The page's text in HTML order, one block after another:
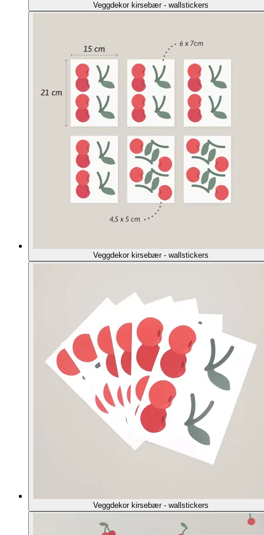
Veggdekor kirsebær - wallstickers
Veggdekor kirsebær - wallstickers
Veggdekor kirsebær - wallstickers